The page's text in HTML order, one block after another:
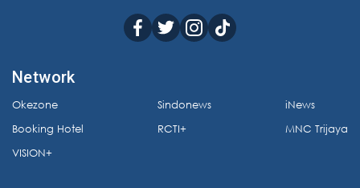
Network
Okezone
Booking Hotel
VISION+
Sindonews
RCTI+
iNews
MNC Trijaya